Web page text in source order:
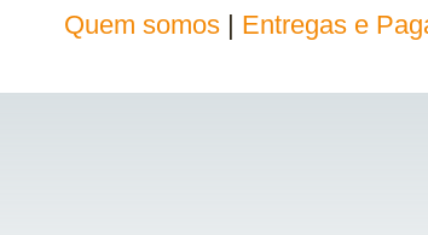
Quem somos Entregas e